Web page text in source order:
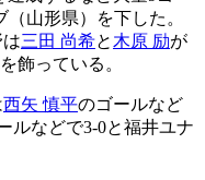
山形県）を下した。
三田 尚希と 木原 励が
飾っている。
西矢 慎平のゴールなど
ルなどで3-0と福井ユナ